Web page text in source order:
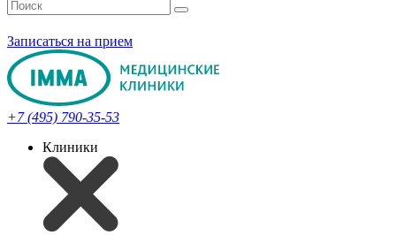
Записаться на прием
+7 (495) 790-35-53
Клиники